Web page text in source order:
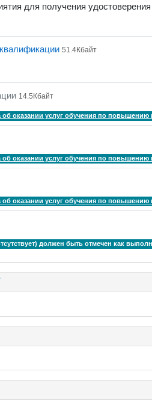
для получения
Файл 51.4Кбайт
Файл
14.5Кбайт
оказании услуг обучения по повышению
оказании услуг обучения по повышению
связь
оказании услуг обучения по повышению
должен быть отмечен как